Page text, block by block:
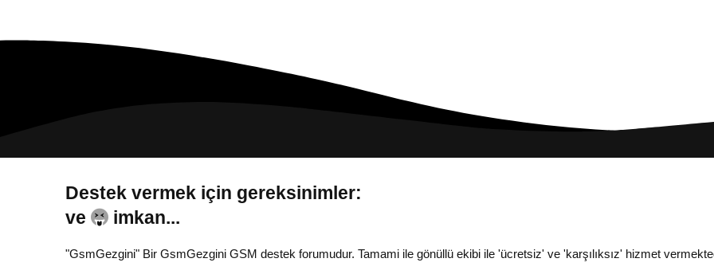
Destek vermek için gereksinimler:
Gönül...
"GsmGezgini" Bir GsmGezgini GSM destek forumudur. Tamami ile gönüllü ekibi ile 'ücretsiz' ve 'karşılıksız' hizmet